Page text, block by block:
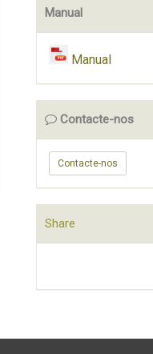
Manual
Manual
Contacte-nos
Contacte-nos
Share